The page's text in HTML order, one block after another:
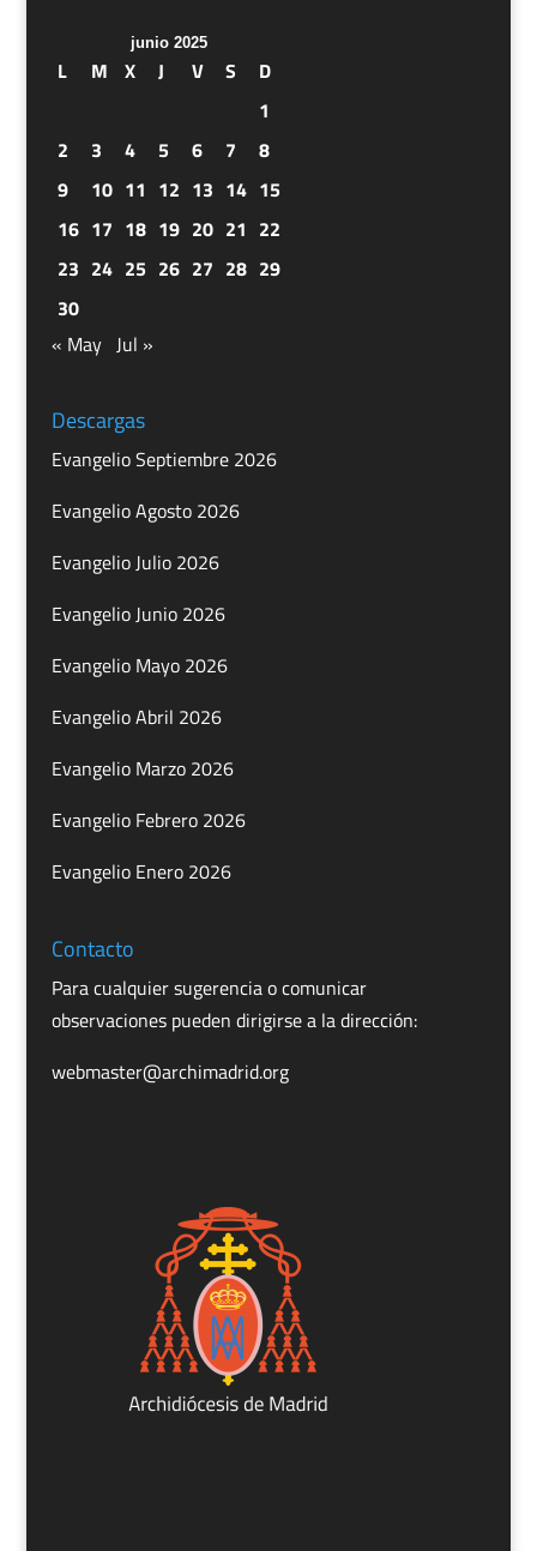
junio 2025
L M X J V S
D
1
2
3 4 5 6 7
8
9
10 11 12 13 14 15
16 17 18 19 20 21 22
23 24 25 26 27 28 29
30
« May Jul »
Descargas
Evangelio Septiembre 2026
Evangelio Agosto 2026
Evangelio Julio 2026
Evangelio Junio 2026
Evangelio Mayo 2026
Evangelio Abril 2026
Evangelio Marzo 2026
Evangelio Febrero 2026
Evangelio Enero 2026
Contacto
Para cualquier sugerencia o comunicar
observaciones pueden dirigirse a la dirección:
webmaster@archimadrid.org